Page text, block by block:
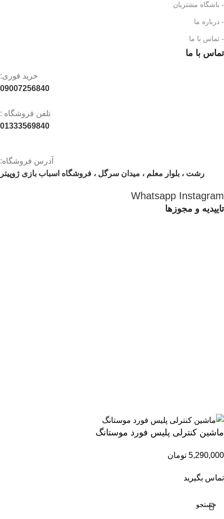
- باشگاه مشتریان
- درباره ما
- تماس با ما
تماس با ما
خرید فوری:
09007256840
تلفن فروشگاه :
01333569840
آدرس فروشگاه:
رشت ، بلوار معلم ، میدان سرگل ، فروشگاه اسباب بازی ژوپیتر
Whatsapp Instagram
تاییدیه و مجوزها
ماشین کنترلی پلیس فورد موستانگ
5,290,000 تومان
تماس بگیرید